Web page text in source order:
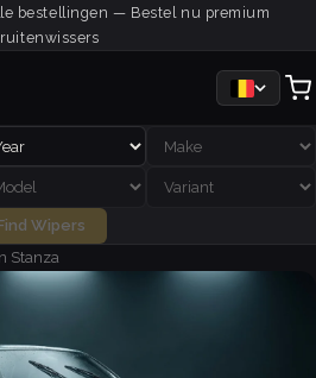
bestellingen — Bestel nu premium
ruitenwissers
Wipers
Stanza